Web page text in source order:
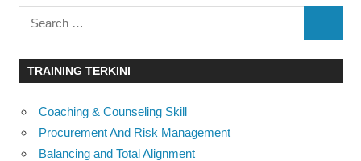
Search
for:
TRAINING TERKINI
Coaching & Counseling Skill
Procurement And Risk Management
Balancing and Total Alignment